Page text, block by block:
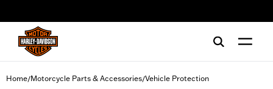
Home/Motorcycle Parts & Accessories/Vehicle Protection